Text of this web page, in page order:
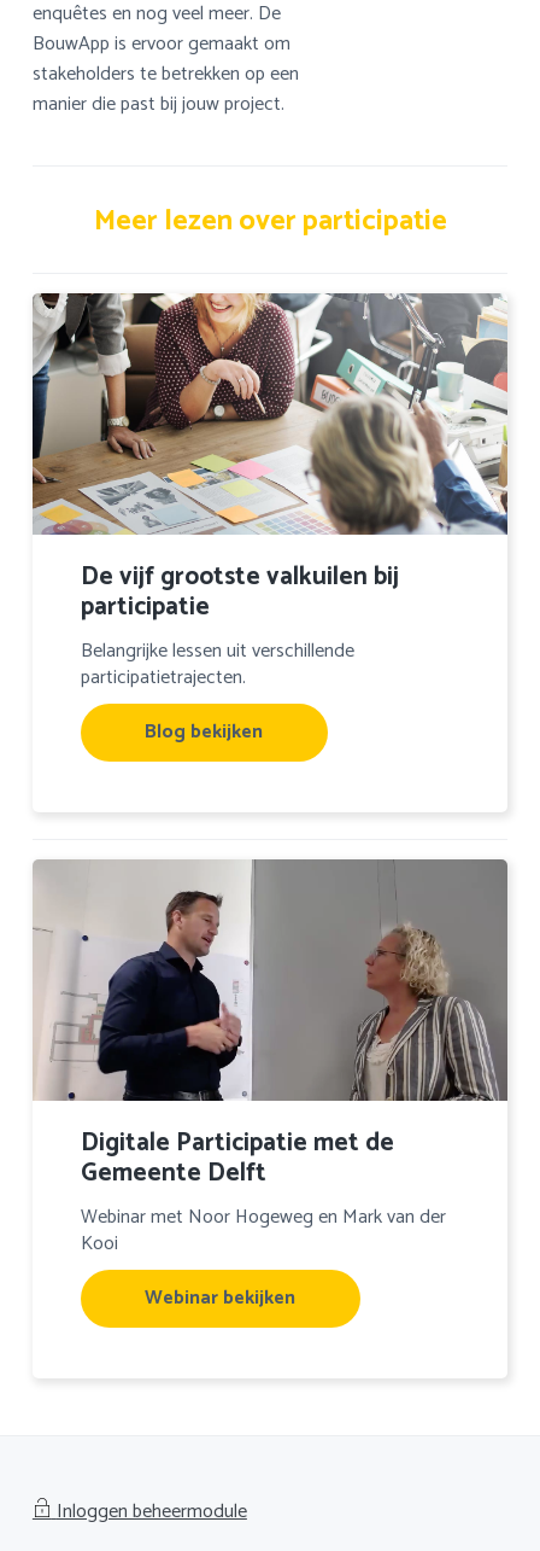
enquêtes en nog veel meer. De
BouwApp is ervoor gemaakt om
stakeholders te betrekken op een
manier die past bij jouw project.
Meer lezen over participatie
De vijf grootste valkuilen bij
participatie
Belangrijke lessen uit verschillende
participatietrajecten.
Blog bekijken
Digitale Participatie met de
Gemeente Delft
Webinar met Noor Hogeweg en Mark van der
Kooi
Webinar bekijken
Inloggen beheermodule